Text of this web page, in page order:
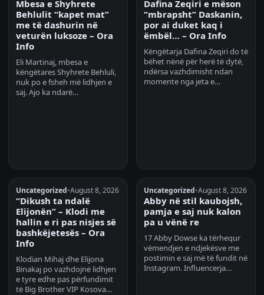
Mbesa e Shyhrete
Behlulit “kapet mat”
me të dashurin në
veturën luksoze – Ora
Info
Eli Martinaj, mbesa e
këngëtares Shyhrete Behluli,
nuk po e fsheh më lidhjen e
saj. Ajo ka ndarë…
Dafina Zeqiri e mëson
“mbrapsht” Daskanin,
por ai duket kaq i
ëmbël… – Ora Info
Këngëtarja Dafina Zeqiri do të
bëhet nënë për herë të dytë,
ndërsa vazhdimisht ndan
momente nga jeta e…
Uncategorized•August 8, 2026
“Dikush ta ndalë
Elijonën” – Klodi me
hallin e ri pas nisjes së
bashkëjetesës – Ora
Info
Klodian Mihaj dhe Elijona
Binakaj po vazhdojnë lidhjen
e tyre edhe pas përfundimit
të Big Brother VIP Kosova…
Uncategorized•August 8, 2026
Abby në stil kaubojsh,
pamja e saj nuk kalon
pa u vënë re
17 Abby Dowse ka tërhequr
vëmendjen e ndjekësve me
postimin e saj më të fundit në
Instagram. Influencerja…